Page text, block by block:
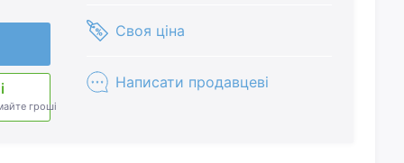
гроші
Своя ціна
Написати продавцеві